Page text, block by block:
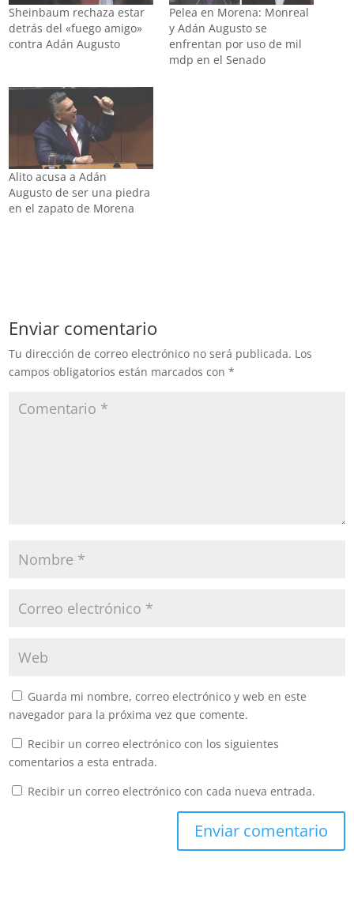
Sheinbaum rechaza estar
detrás del «fuego amigo»
contra Adán Augusto
Pelea en Morena: Monreal
y Adán Augusto se
enfrentan por uso de mil
mdp en el Senado
Alito acusa a Adán
Augusto de ser una piedra
en el zapato de Morena
Enviar comentario
Tu dirección de correo electrónico no será publicada. Los
campos obligatorios están marcados con*
Guarda mi nombre, correo electrónico y web en este
navegador para la próxima vez que comente.
Recibir un correo electrónico con los siguientes
comentarios a esta entrada.
Recibir un correo electrónico con cada nueva entrada.